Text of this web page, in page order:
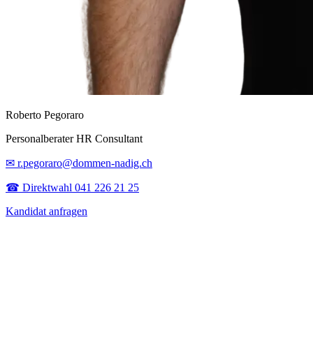
Roberto Pegoraro
Personalberater HR Consultant
✉ r.pegoraro@dommen-nadig.ch
☎ Direktwahl 041 226 21 25
Kandidat anfragen